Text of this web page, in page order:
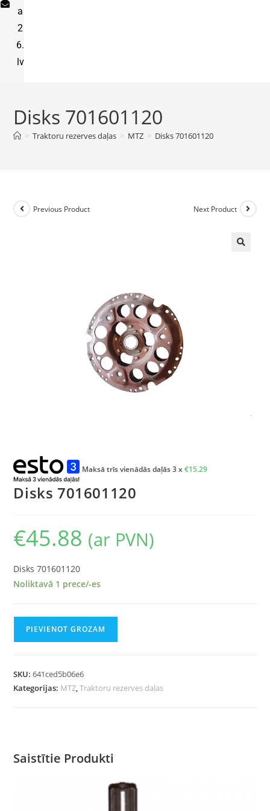
a
2
6.
lv
Disks 701601120
> Traktoru rezerves daļas > MTZ > Disks 701601120
Previous Product Next Product
Maksā trīs vienādās daļās 3 x€15.29
Disks 701601120
€45.88 (ar PVN)
Disks 701601120
Noliktavā 1 prece/-es
PIEVIENOT GROZAM
SKU:641ced5b06e6
Kategorijas: MTZ,Traktoru rezerves daļas
Saistītie Produkti